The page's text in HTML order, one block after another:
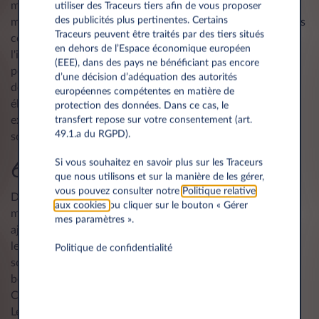
motorisation et vous aide à déterminer quels sont les
modèles correspondant le mieux au profil de chacun de vos
conducteurs. Leasys vous conseille également quant à
l'infrastructure de recharge, tant pour les entreprises que
pour les conducteurs. Et ce ne sont là que deux exemples
de soutiens parmi bien d'autres... Grâce à une transition
électrique intelligente, vos conducteurs peuvent vivre une
expérience de conduite totalement nouvelle sans aucun
souci.
6. Flexibilité
De nombreuses entreprises seront confrontées à des défis
majeurs dans les mois à venir. Cela nécessitera parfois des
ajustements dans la gestion de la flotte. La flexibilité est ici
le mot-clé. Leasys réfléchit avec vous et propose des
solutions pratiques à court terme pour répondre aux
besoins ... sans perdre de vue vos objectifs à long terme.
Car le leasing opérationnel est avant tout un service que
Leasys vous garantit optimal, même dans les moments
utiliser des Traceurs tiers afin de vous proposer
des publicités plus pertinentes. Certains
Traceurs peuvent être traités par des tiers situés
en dehors de l’Espace économique européen
(EEE), dans des pays ne bénéficiant pas encore
d’une décision d’adéquation des autorités
européennes compétentes en matière de
protection des données. Dans ce cas, le
transfert repose sur votre consentement (art.
49.1.a du RGPD).
Si vous souhaitez en savoir plus sur les Traceurs
que nous utilisons et sur la manière de les gérer,
vous pouvez consulter notre Politique relative
aux cookies ou cliquer sur le bouton « Gérer
mes paramètres ».
Politique de confidentialité